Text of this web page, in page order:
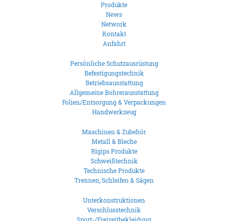
Produkte
News
Network
Kontakt
Anfahrt
Persönliche Schutzausrüstung
Befestigungstechnik
Betriebsausstattung
Allgemeine Bohrerausstattung
Folien/Entsorgung & Verpackungen
Handwerkzeug
Maschinen & Zubehör
Metall & Bleche
Rigips Produkte
Schweißtechnik
Technische Produkte
Trennen, Schleifen & Sägen
Unterkonstruktionen
Verschlusstechnik